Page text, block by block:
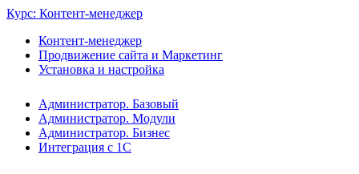
Курс: Контент-менеджер
Контент-менеджер
Продвижение сайта и Маркетинг
Установка и настройка
Администратор. Базовый
Администратор. Модули
Администратор. Бизнес
Интеграция с 1С